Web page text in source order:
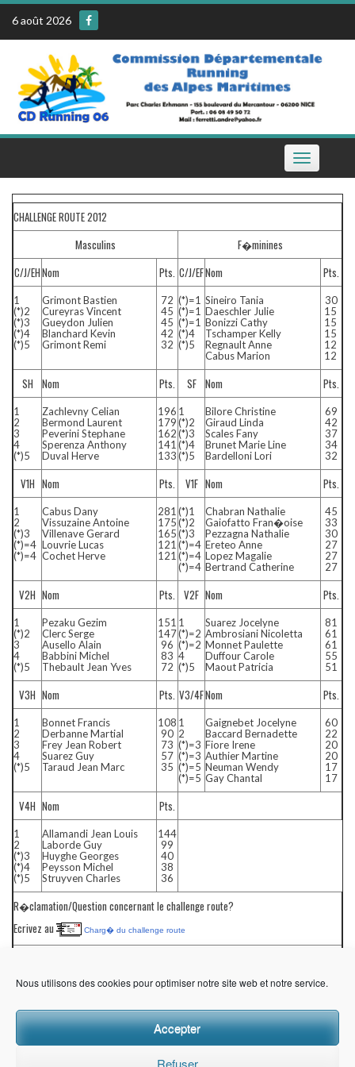
Nous utilisons des cookies pour optimiser notre site web et notre service.
Accepter
Refuser
Skip
content
6 août 2026
Toggle
navigation
CHALLENGE ROUTE 2012
Masculins
F�minines
C/J/EHNom Pts. C/J/EFNom Pts.
1
(*)2
(*)3
(*)4
(*)5
Grimont Bastien
Cureyras Vincent
Gueydon Julien
Blanchard Kevin
Grimont Remi
72
45
45
42
32
(*)=1
(*)=1
(*)=1
(*)4
(*)5
Sineiro Tania
Daeschler Julie
Bonizzi Cathy
Tschamper Kelly
Regnault Anne
Cabus Marion
30
15
15
15
12
12
SH Nom Pts. SF Nom Pts.
1
2
3
4
(*)5
Zachlevny Celian
Bermond Laurent
Peverini Stephane
Sperenza Anthony
Duval Herve
196
179
162
141
133
1
(*)2
(*)3
(*)4
(*)5
Bilore Christine
Giraud Linda
Scales Fany
Brunet Marie Line
Bardelloni Lori
69
42
37
34
32
V1H Nom Pts. V1F Nom Pts.
1
2
(*)3
(*)=4
(*)=4
Cabus Dany
Vissuzaine Antoine
Villenave Gerard
Louvrie Lucas
Cochet Herve
281
175
165
121
121
(*)1
(*)2
(*)3
(*)=4
(*)=4
(*)=4
Chabran Nathalie
Gaiofatto Fran�oise
Pezzagna Nathalie
Ereteo Anne
Lopez Magalie
Bertrand Catherine
45
33
30
27
27
27
V2H Nom Pts. V2F Nom Pts.
1
(*)2
3
4
(*)5
Pezaku Gezim
Clerc Serge
Ausello Alain
Babbini Michel
Thebault Jean Yves
151
147
96
83
72
1
(*)=2
(*)=2
4
(*)5
Suarez Jocelyne
Ambrosiani Nicoletta
Monnet Paulette
Duffour Carole
Maout Patricia
81
61
61
55
51
V3H Nom Pts. V3/4FNom Pts.
1
2
3
4
(*)5
Bonnet Francis
Derbanne Martial
Frey Jean Robert
Suarez Guy
Taraud Jean Marc
108
90
73
57
35
1
2
(*)=3
(*)=3
(*)=5
(*)=5
Gaignebet Jocelyne
Baccard Bernadette
Fiore Irene
Authier Martine
Neuman Wendy
Gay Chantal
60
22
20
20
17
17
V4H Nom Pts.
1
2
(*)3
(*)4
(*)5
Allamandi Jean Louis
Laborde Guy
Huyghe Georges
Peysson Michel
Struyven Charles
144
99
40
38
36
R�clamation/Question concernant le challenge route?
Ecrivez au
Charg� du challenge route